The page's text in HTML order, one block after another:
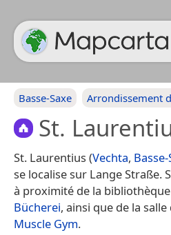
Basse-Saxe Arrondissement
St.
St. Laurentius (Vechta,
se localise sur Lange Straße.
à proximité de la
Bücherei, ainsi que de la
Muscle Gym.